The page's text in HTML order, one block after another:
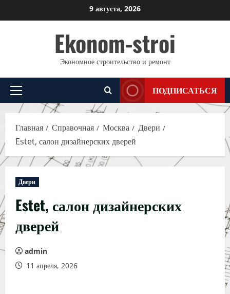
к
9 августа, 2026
Ekonom-stroi
Экономное строительство и ремонт
Основное
меню
ПОДПИСАТЬСЯ
Главная Справочная Москва
Двери
Estet, салон дизайнерских дверей
Двери
Estet, салон дизайнерских
дверей
admin
11 апреля, 2026